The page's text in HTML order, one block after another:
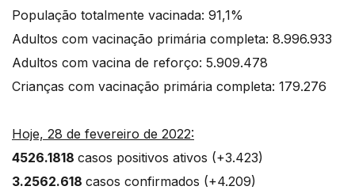
População totalmente vacinada: 91,1%
Adultos com vacinação primária completa: 8.996.933
Adultos com vacina de reforço: 5.909.478
Crianças com vacinação primária completa: 179.276
Hoje, 28 de fevereiro de 2022:
4526.1818 casos positivos ativos (+3.423)
3.2562.618 casos confirmados (+4.209)